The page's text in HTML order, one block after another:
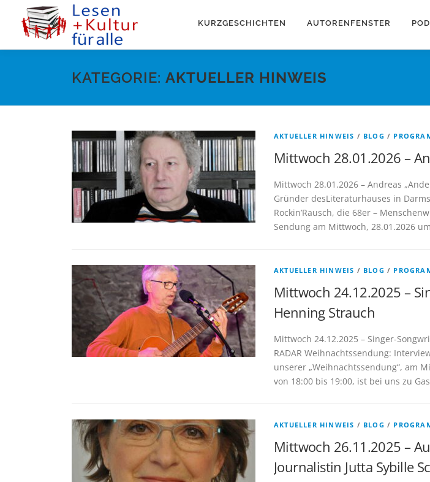
Inhalt
springen
KURZGESCHICHTEN AUTORENFENSTER
KATEGORIE: AKTUELLER HINWEIS
AKTUELLER HINWEIS / BLOG /
Mittwoch 28.01.2026 –
Mittwoch 28.01.2026 – Andreas
Gründer desLiteraturhauses in
Rockin’Rausch, die 68er –
Sendung am Mittwoch, 28.01.2026
AKTUELLER HINWEIS / BLOG /
Mittwoch 24.12.2025 –
Henning Strauch
Mittwoch 24.12.2025 – Singer-
RADAR Weihnachtssendung:
unserer „Weihnachtssendung“, am
von 18:00 bis 19:00, ist bei uns zu
AKTUELLER HINWEIS / BLOG /
Mittwoch 26.11.2025 –
Journalistin Jutta Sybille